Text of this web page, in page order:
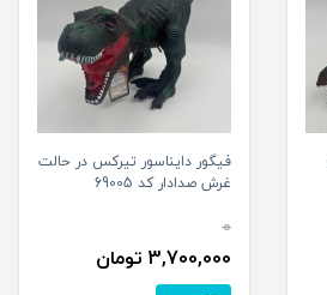
فیگور دایناسور تیرکس در حالت
غرش صدادار کد 69005
0
3,700,000 تومان